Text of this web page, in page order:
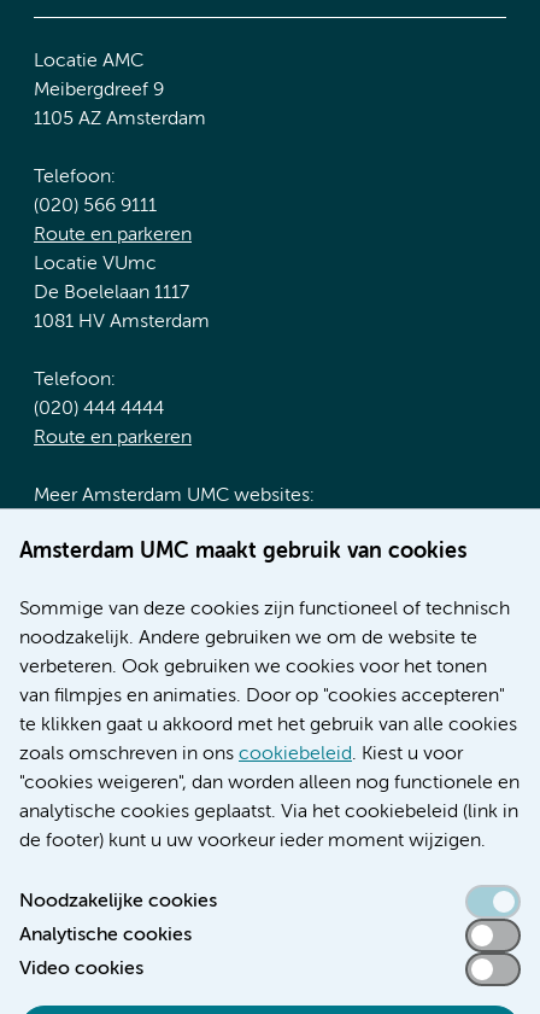
Amsterdam UMC maakt gebruik van cookies
Sommige van deze cookies zijn functioneel of technisch
noodzakelijk. Andere gebruiken we om de website te
verbeteren. Ook gebruiken we cookies voor het tonen
van filmpjes en animaties. Door op "cookies accepteren"
te klikken gaat u akkoord met het gebruik van alle cookies
zoals omschreven in ons cookiebeleid. Kiest u voor
"cookies weigeren", dan worden alleen nog functionele en
analytische cookies geplaatst. Via het cookiebeleid (link in
de footer) kunt u uw voorkeur ieder moment wijzigen.
Noodzakelijke cookies
Analytische cookies
Video cookies
Locatie AMC
Meibergdreef 9
1105 AZ Amsterdam
Telefoon:
(020) 566 9111
Route en parkeren
Locatie VUmc
De Boelelaan 1117
1081 HV Amsterdam
Telefoon:
(020) 444 4444
Route en parkeren
Meer Amsterdam UMC websites:
Werken bij Amsterdam UMC
Nieuws
Research
Educatie locatie AMC
Educatie locatie VUmc
Verwijzen & diagnostiek
Toegankelijkheidsverklaring
Responsible disclosure